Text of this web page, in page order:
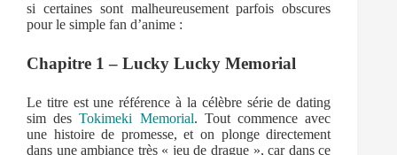
si certaines sont malheureusement parfois obscures
pour le simple fan d’anime :
Chapitre 1 – Lucky Lucky Memorial
Le titre est une référence à la célèbre série de dating
sim desTokimeki Memorial. Tout commence avec
une histoire de promesse, et on plonge directement
dans une ambiance très « jeu de drague », car dans ce